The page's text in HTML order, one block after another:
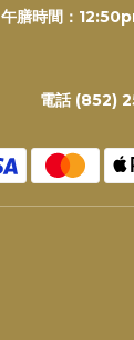
午膳時間：
電話 (852)